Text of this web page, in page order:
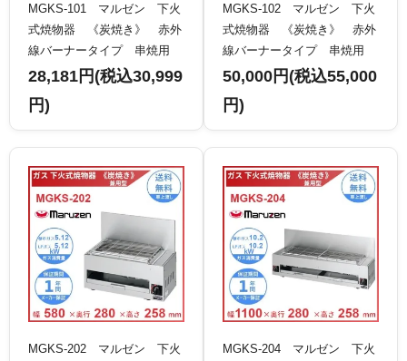
MGKS-101 マルゼン 下火
式焼物器 《炭焼き》 赤外
線バーナータイプ 串焼用
クリーブランド
28,181円(税込30,999
円)
MGKS-102 マルゼン 下火
式焼物器 《炭焼き》 赤外
線バーナータイプ 串焼用
クリーブランド
50,000円(税込55,000
円)
MGKS-202 マルゼン 下火
MGKS-204 マルゼン 下火